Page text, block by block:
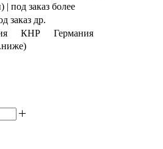
| под заказ более
заказ др.
КНР
Германия